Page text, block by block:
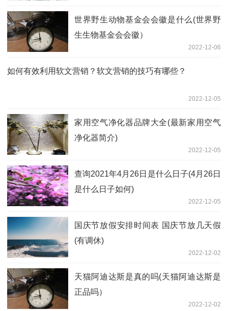
世界野生动物基金会会徽是什么(世界野
生生物基金会会徽）
2022-12-06
如何有效利用软文营销？软文营销的技巧有哪些？
2022-12-05
家用空气净化器品牌大全(最新家用空气
净化器简介)
2022-12-05
查询2021年4月26日是什么日子(4月26日
是什么日子如何)
2022-12-05
国庆节放假安排时间表 国庆节放几天假
(有调休)
2022-12-02
天猫阿迪达斯是真的吗(天猫阿迪达斯是
正品吗）
2022-12-02